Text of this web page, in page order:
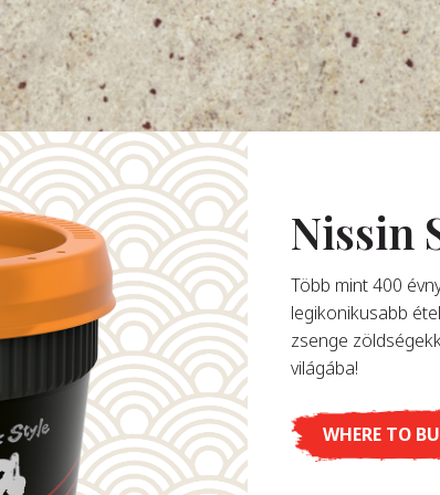
Nissin
Több mint 400
legikonikusabb
zsenge
világába!
WHERE TO